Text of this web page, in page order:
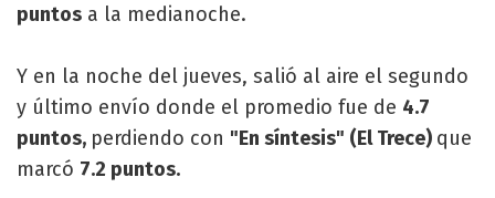
puntos a la medianoche.
Y en la noche del jueves, salió al aire el segundo
y último envío donde el promedio fue de 4.7
puntos, perdiendo con "En síntesis" (El Trece) que
marcó 7.2 puntos.